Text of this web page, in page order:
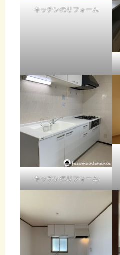
キッチンのリフォーム
キッチンのリフォーム